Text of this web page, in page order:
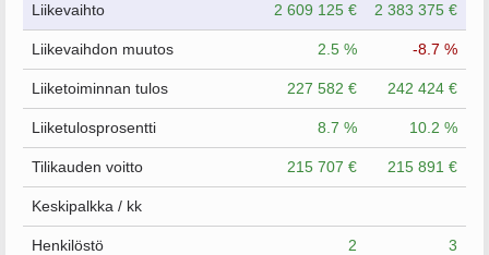
Liikevaihto 2 609 125 € 2 383 375 €
Liikevaihdon muutos 2.5 % -8.7 %
Liiketoiminnan tulos 227 582 € 242 424 €
Liiketulosprosentti 8.7 % 10.2 %
Tilikauden voitto 215 707 € 215 891 €
Keskipalkka / kk
Henkilöstö 2 3